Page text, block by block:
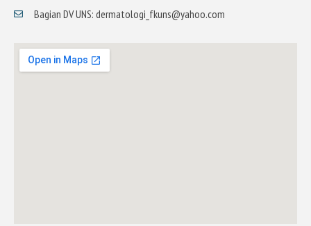
Bagian DV UNS: dermatologi_fkuns@yahoo.com